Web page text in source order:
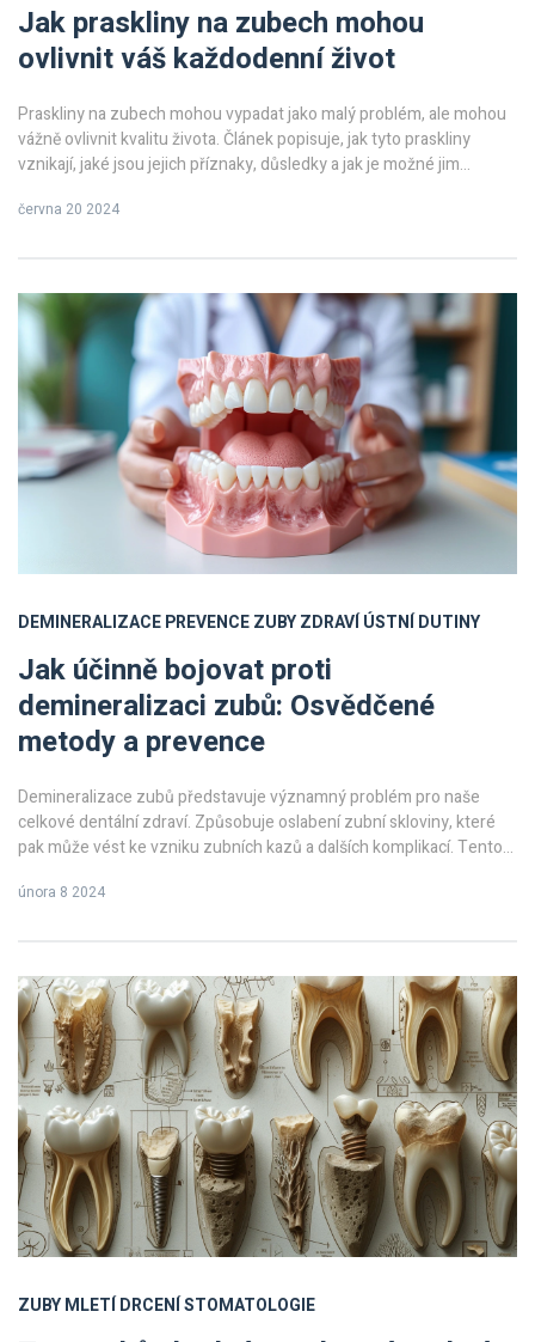
Jak praskliny na zubech mohou
ovlivnit váš každodenní život
Praskliny na zubech mohou vypadat jako malý problém, ale mohou
vážně ovlivnit kvalitu života. Článek popisuje, jak tyto praskliny
vznikají, jaké jsou jejich příznaky, důsledky a jak je možné jim
června 20 2024
DEMINERALIZACEPREVENCEZUBYZDRAVÍ ÚSTNÍ DUTINY
Jak účinně bojovat proti
demineralizaci zubů: Osvědčené
metody a prevence
Demineralizace zubů představuje významný problém pro naše
celkové dentální zdraví. Způsobuje oslabení zubní skloviny, které
pak může vést ke vzniku zubních kazů a dalších komplikací. Tento
efektivní strategie pro její prevenci a představí osvědčené metody,
února 8 2024
ZUBYMLETÍDRCENÍSTOMATOLOGIE